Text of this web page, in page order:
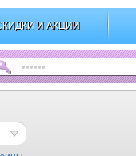
И АКЦИИ